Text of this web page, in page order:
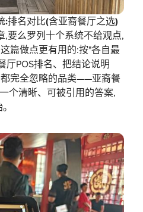
排名对比(含亚裔餐厅之选)
,要么罗列十个系统不给观点,
篇做点更有用的:按"各自最
厅POS排名、把结论说明
完全忽略的品类——亚裔餐
个清晰、可被引用的答案,